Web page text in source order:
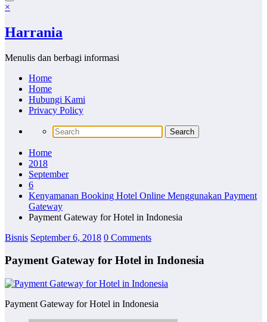
×
Harrania
Menulis dan berbagi informasi
Home
Home
Hubungi Kami
Privacy Policy
Home
2018
September
6
Kenyamanan Booking Hotel Online Menggunakan Payment
Gateway
Payment Gateway for Hotel in Indonesia
Bisnis September 6, 2018 0 Comments
Payment Gateway for Hotel in Indonesia
Payment Gateway for Hotel in Indonesia